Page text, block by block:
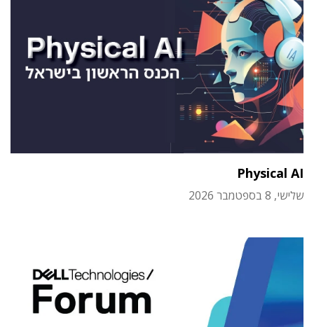
Physical AI
שלישי, 8 בספטמבר 2026